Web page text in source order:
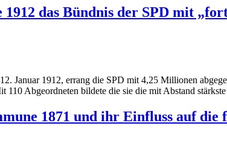
1912 das Bündnis der SPD mit
Januar 1912, errang die SPD mit 4,25 Millionen
110 Abgeordneten bildete die sie die mit Abstand
1871 und ihr Einfluss auf die